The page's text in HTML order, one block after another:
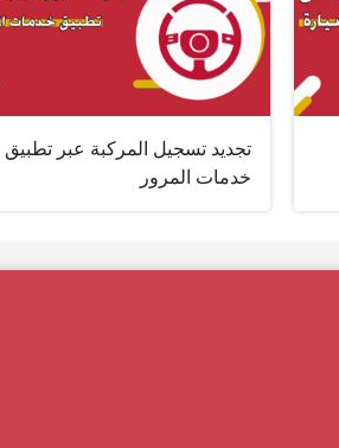
تجديد تسجيل المركبة عبر تطبيق
خدمات المرور